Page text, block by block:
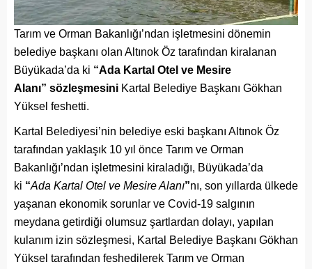
Tarım ve Orman Bakanlığı’ndan işletmesini dönemin
belediye başkanı olan Altınok Öz tarafından kiralanan
Büyükada’da ki “Ada Kartal Otel ve Mesire
Alanı” sözleşmesini Kartal Belediye Başkanı Gökhan
Yüksel feshetti.
Kartal Belediyesi’nin belediye eski başkanı Altınok Öz
tarafından yaklaşık 10 yıl önce Tarım ve Orman
Bakanlığı’ndan işletmesini kiraladığı, Büyükada’da
ki “Ada Kartal Otel ve Mesire Alanı”nı, son yıllarda ülkede
yaşanan ekonomik sorunlar ve Covid-19 salgının
meydana getirdiği olumsuz şartlardan dolayı, yapılan
kulanım izin sözleşmesi, Kartal Belediye Başkanı Gökhan
Yüksel tarafından feshedilerek Tarım ve Orman